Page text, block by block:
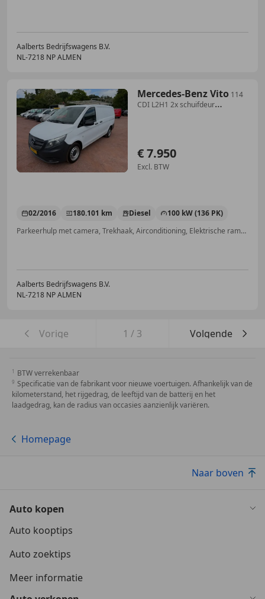
Aalberts Bedrijfswagens B.V.
NL-7218 NP ALMEN
Mercedes-Benz Vito 114
CDI L2H1 2x schuifdeur
€ 7.950
Excl. BTW
02/2016 180.101 km Diesel
100 kW (136 PK)
Parkeerhulp met camera, Trekhaak, Airconditioning, Elektrische ramen, Bandenspanningscontrole, Airbag passagier, Airbag bestuurder, Navigatiesysteem
Aalberts Bedrijfswagens B.V.
NL-7218 NP ALMEN
Vorige 1 / 3 Volgende
BTW verrekenbaar
Specificatie van de fabrikant voor nieuwe voertuigen. Afhankelijk van de
kilometerstand, het rijgedrag, de leeftijd van de batterij en het
laadgedrag, kan de radius van occasies aanzienlijk variëren.
Homepage
Naar boven
Auto kopen
Auto kooptips
Auto zoektips
Meer informatie